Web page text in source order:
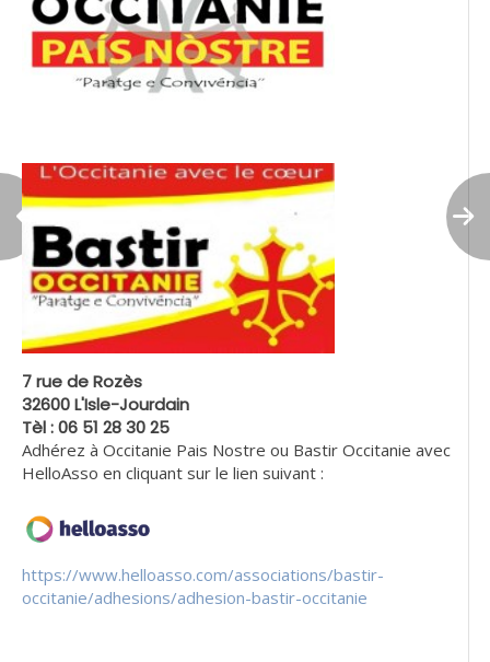
7 rue de Rozès
32600 L'Isle-Jourdain
Tèl : 06 51 28 30 25
Adhérez à Occitanie Pais Nostre ou Bastir Occitanie avec
HelloAsso en cliquant sur le lien suivant :
https://www.helloasso.com/associations/bastir-
occitanie/adhesions/adhesion-bastir-occitanie